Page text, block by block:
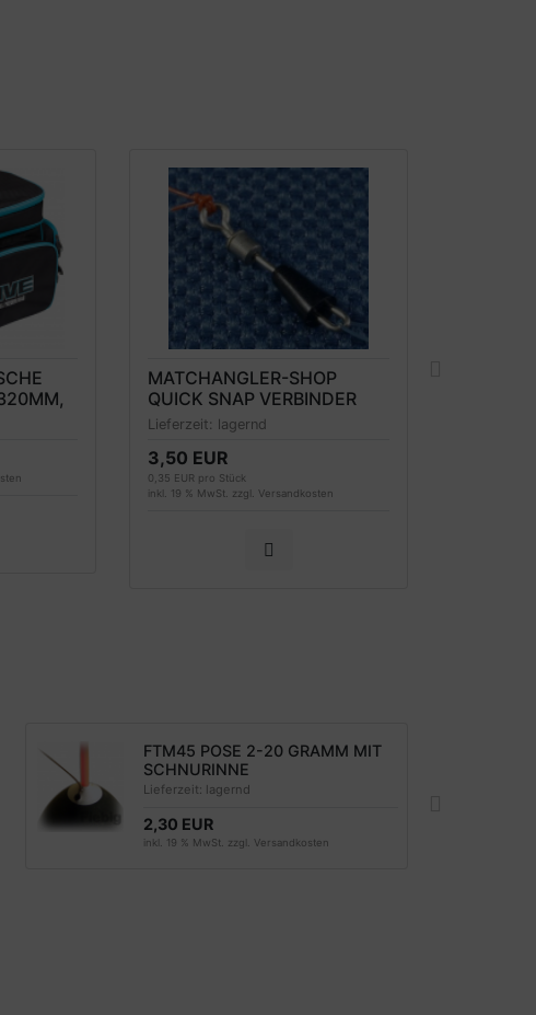
MATCHANGLER-SHOP
QUICK SNAP VERBINDER
MIT MINI-WIRBEL - 10
Lieferzeit: lagernd
3,50 EUR
0,35 EUR pro Stück
inkl. 19 % MwSt. zzgl. Versandkosten
FTM45 POSE 2-20 GRAMM MIT
SCHNURINNE
Lieferzeit: lagernd
2,30 EUR
inkl. 19 % MwSt. zzgl. Versandkosten